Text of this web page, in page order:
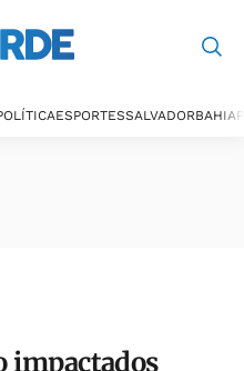
ESPORTESSALVADORBAHIA
impactados